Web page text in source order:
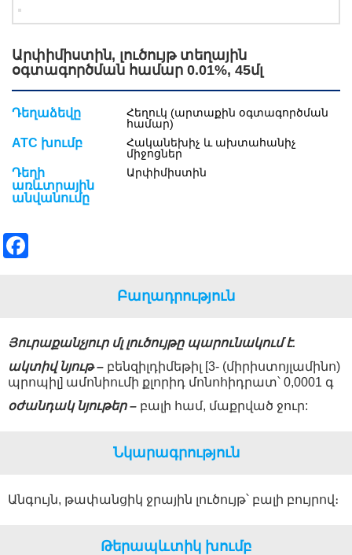
Արփիմիստին, լուծույթ տեղային
օգտագործման համար 0.01%, 45մլ
Դեղաձեվը
Հեղուկ (արտաքին օգտագործման
համար)
ATC խումբ
Հականեխիչ և ախտահանիչ
միջոցներ
Դեղի
առևտրային
անվանումը
Արփիմիստին
b
o
o
Բաղադրություն
Յուրաքանչյուր մլ լուծույթը պարունակում է.
ակտիվ նյութ – բենզիլդիմեթիլ [3- (միրիստոյլամինո)
պրոպիլ] ամոնիումի քլորիդ մոնոհիդրատ՝ 0,0001 գ
օժանդակ նյութեր – բալի համ, մաքրված ջուր:
Նկարագրություն
Անգույն, թափանցիկ ջրային լուծույթ՝ բալի բույրով։
Թերապևտիկ խումբ